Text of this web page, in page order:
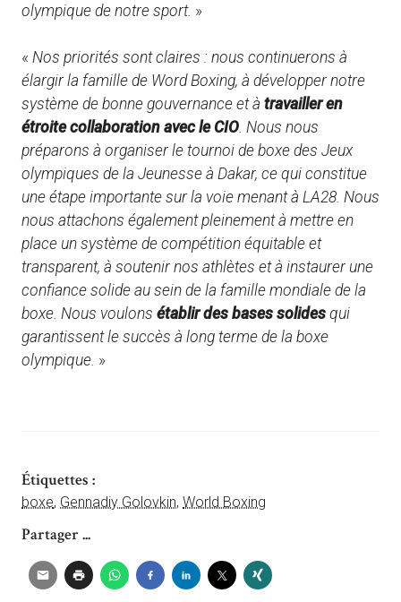
olympique de notre sport. »
« Nos priorités sont claires : nous continuerons à
élargir la famille de Word Boxing, à développer notre
système de bonne gouvernance et à travailler en
étroite collaboration avec le CIO . Nous nous
préparons à organiser le tournoi de boxe des Jeux
olympiques de la Jeunesse à Dakar, ce qui constitue
une étape importante sur la voie menant à LA28. Nous
nous attachons également pleinement à mettre en
place un système de compétition équitable et
transparent, à soutenir nos athlètes et à instaurer une
confiance solide au sein de la famille mondiale de la
boxe. Nous voulons établir des bases solides qui
garantissent le succès à long terme de la boxe
olympique. »
Étiquettes :
boxe, Gennadiy Golovkin, World Boxing
Partager ...